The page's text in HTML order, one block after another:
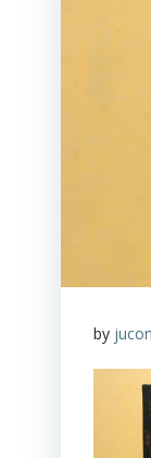
by